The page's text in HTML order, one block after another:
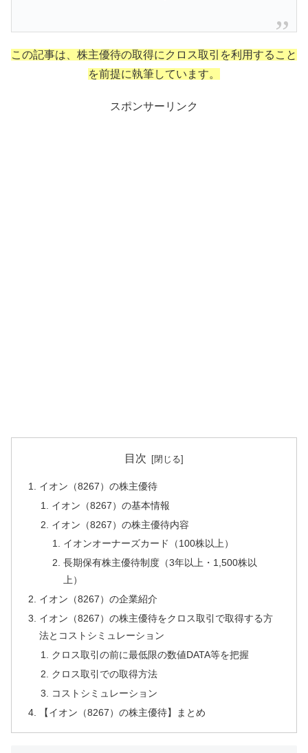
この記事は、株主優待の取得にクロス取引を利用すること
を前提に執筆しています。
スポンサーリンク
目次
イオン（8267）の株主優待
イオン（8267）の基本情報
イオン（8267）の株主優待内容
イオンオーナーズカード（100株以上）
長期保有株主優待制度（3年以上・1,500株以
上）
イオン（8267）の企業紹介
イオン（8267）の株主優待をクロス取引で取得する方
法とコストシミュレーション
クロス取引の前に最低限の数値DATA等を把握
クロス取引での取得方法
コストシミュレーション
【イオン（8267）の株主優待】まとめ